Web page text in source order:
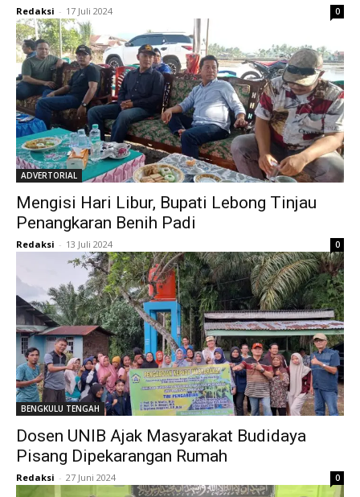
Redaksi - 17 Juli 2024 0
ADVERTORIAL
Mengisi Hari Libur, Bupati Lebong Tinjau
Penangkaran Benih Padi
Redaksi - 13 Juli 2024 0
BENGKULU TENGAH
Dosen UNIB Ajak Masyarakat Budidaya
Pisang Dipekarangan Rumah
Redaksi - 27 Juni 2024 0